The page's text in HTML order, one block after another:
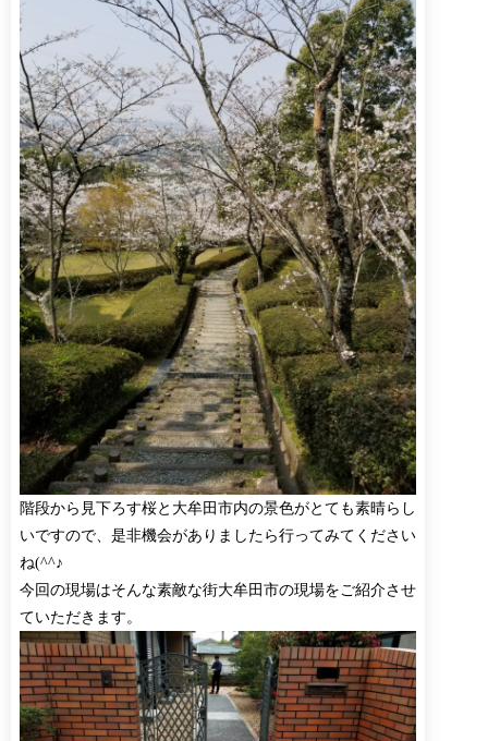
階段から見下ろす桜と大牟田市内の景色がとても素晴らし
いですので、是非機会がありましたら行ってみてください
ね(^^♪
今回の現場はそんな素敵な街大牟田市の現場をご紹介させ
ていただきます。